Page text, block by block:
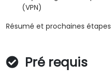
(VPN)
Résumé et prochaines étapes
Pré requis